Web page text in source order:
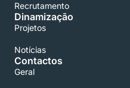
Recrutamento
Dinamização
Projetos
Notícias
Contactos
Geral